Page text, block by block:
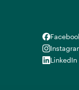
Facebook
Instagram
LinkedIn
LinkedIn